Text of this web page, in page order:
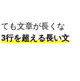
も文章が長くな
3行を超える長い文